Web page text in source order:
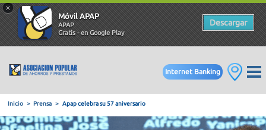
×
Móvil APAP
APAP
Gratis - en Google Play
Descargar
Internet Banking